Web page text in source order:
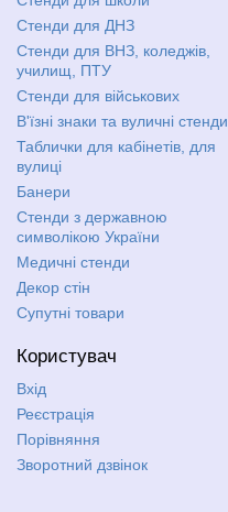
Стенди для ДНЗ
Стенди для ВНЗ, коледжів,
училищ, ПТУ
Стенди для військових
В'їзні знаки та вуличні стенди
Таблички для кабінетів, для
вулиці
Банери
Стенди з державною
символікою України
Медичні стенди
Декор стін
Супутні товари
Користувач
Вхід
Реєстрація
Порівняння
Зворотний дзвінок